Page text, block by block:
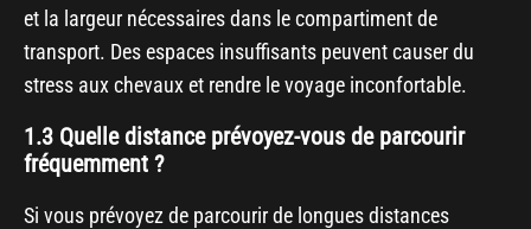
et la largeur nécessaires dans le compartiment de
transport. Des espaces insuffisants peuvent causer du
stress aux chevaux et rendre le voyage inconfortable.
1.3 Quelle distance prévoyez-vous de parcourir
fréquemment ?
Si vous prévoyez de parcourir de longues distances